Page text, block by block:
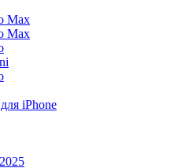
Max
Max
iPhone